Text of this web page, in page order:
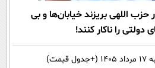
خرازی: ۵۰ هزار حزب اللهی بریزند خیابان‌ها و بی
را ناکار کنند!